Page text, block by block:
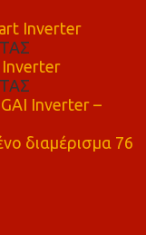
Inverter
Inverter
Inverter –
διαμέρισμα 76